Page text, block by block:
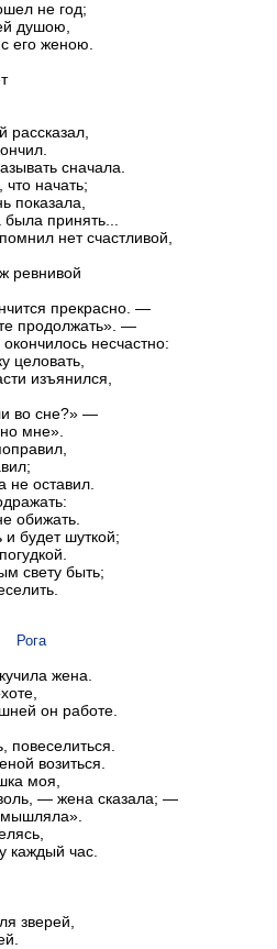
не год;
душою,
его женою.
рассказал,
сначала.
начать;
показала,
принять...
нет счастливой,
ревнивой
прекрасно. —
продолжать». —
несчастно:
целовать,
изъянился,
во сне?» —
мне».
не оставил.
обижать.
и будет шуткой;
свету быть;
Рога
жена.
он работе.
повеселиться.
возиться.
моя,
— жена сказала; —
каждый час.
зверей,